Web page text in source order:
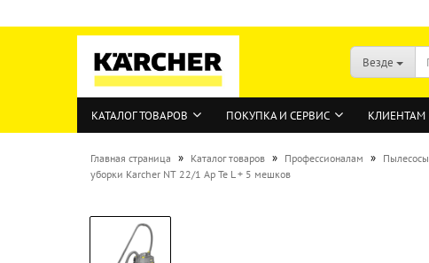
Везде
КАТАЛОГ ТОВАРОВ ПОКУПКА И СЕРВИС КЛИЕНТАМ
Главная страница » Каталог товаров » Профессионалам » Пылесосы
уборки Karcher NT 22/1 Ap Te L + 5 мешков